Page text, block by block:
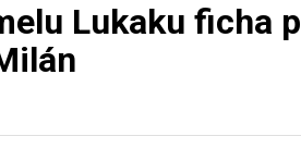
Lukaku ficha